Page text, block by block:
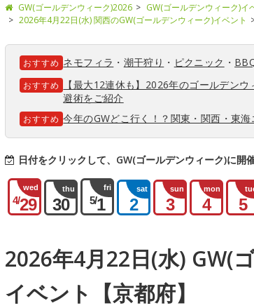
GW(ゴールデンウィーク)2026 GW(ゴールデンウィーク)イ
2026年4月22日(水) 関西のGW(ゴールデンウィーク)イベント
おすすめ ネモフィラ ・ 潮干狩り ・ ピクニック ・
おすすめ
【最大12連休も】2026年のゴールデン
避術をご紹介
おすすめ 今年のGWどこ行く！？関東・関西・東
日付をクリックして、GW(ゴールデンウィーク)に開
wed
4/29
thu
30
fri
5/1
sat
2
sun
3
mon
4 5
2026年4月22日(水) GW(
イベント【京都府】